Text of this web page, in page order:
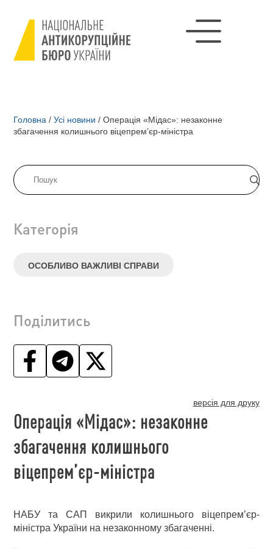
Головна / Усі новини / Операція «Мідас»: незаконне
збагачення колишнього віцепрем’єр-міністра
Категорія
ОСОБЛИВО ВАЖЛИВІ СПРАВИ
Поділитись
версія для друку
Операція «Мідас»: незаконне
збагачення колишнього
віцепрем’єр-міністра
НАБУ та САП викрили колишнього віцепрем’єр-
міністра України на незаконному збагаченні.